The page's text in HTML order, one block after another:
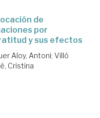
de
por
y sus efectos
Aloy, Antoni; Villó
Cristina